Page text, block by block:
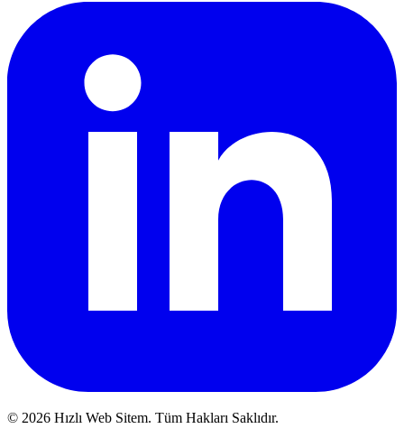
© 2026 Hızlı Web Sitem. Tüm Hakları Saklıdır.